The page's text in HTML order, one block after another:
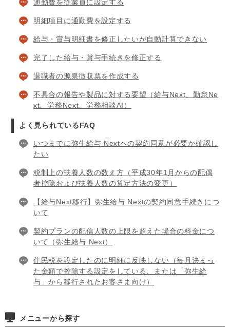
通勤費を従業員に設定する
明細項目に通勤費を設定する
給与・賞与明細書を修正したいが自動計算できない
完了した給与・賞与手続きを修正する
退職者の源泉徴収票を作成する
不具合の報告や製品に対する要望（給与Next、勤怠Ne
xt、労務Next、労務相談AI）
よく見られているFAQ
いつまでに弥生給与 Nextへの契約同意が必要か確認し
たい
税制上の扶養人数の数え方（平成30年1月からの配偶
者控除および扶養人数の算定方法の変更）
【給与Next移行】弥生給与 Nextの契約同意手続きにつ
いて
契約プランの配信人数の上限を超えた場合の料金につ
いて（弥生給与 Next）
住民税を設定したのに明細に反映しない（毎月決まっ
た金額で控除する設定をしている、または「弥生給
与」から移行されたお客さま向け）
メニューから探す